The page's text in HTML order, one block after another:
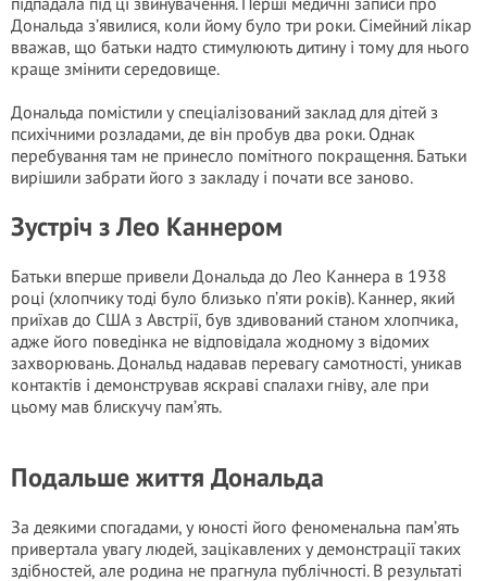
Дональда з’явилися, коли йому було три роки. Сімейний лікар
вважав, що батьки надто стимулюють дитину і тому для нього
краще змінити середовище.
Дональда помістили у спеціалізований заклад для дітей з
психічними розладами, де він пробув два роки. Однак
перебування там не принесло помітного покращення. Батьки
вирішили забрати його з закладу і почати все заново.
Зустріч з Лео Каннером
Батьки вперше привели Дональда до Лео Каннера в 1938
році (хлопчику тоді було близько п’яти років). Каннер, який
приїхав до США з Австрії, був здивований станом хлопчика,
адже його поведінка не відповідала жодному з відомих
захворювань. Дональд надавав перевагу самотності, уникав
контактів і демонстрував яскраві спалахи гніву, але при
цьому мав блискучу пам’ять.
Подальше життя Дональда
За деякими спогадами, у юності його феноменальна пам’ять
привертала увагу людей, зацікавлених у демонстрації таких
здібностей, але родина не прагнула публічності. В результаті